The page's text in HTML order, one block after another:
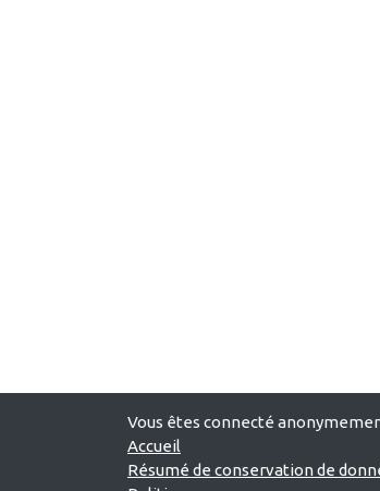
Vous êtes connecté
Accueil
Résumé de conservation de